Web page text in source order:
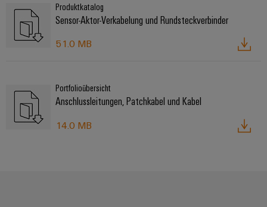
Produktkatalog
Sensor-Aktor-Verkabelung und Rundsteckverbinder
51.0 MB
Portfolioübersicht
Anschlussleitungen, Patchkabel und Kabel
14.0 MB